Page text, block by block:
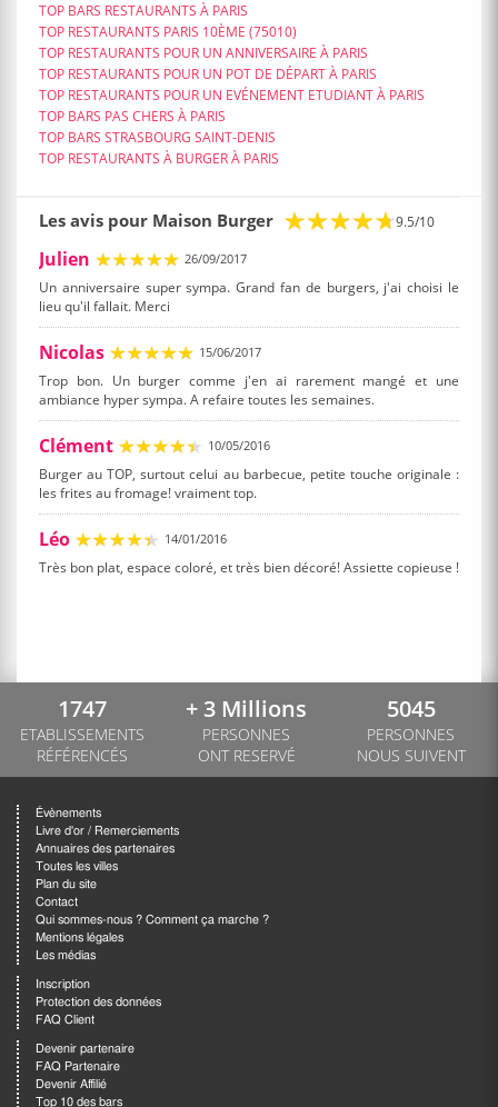
TOP BARS RESTAURANTS À PARIS
TOP RESTAURANTS PARIS 10ÈME (75010)
TOP RESTAURANTS POUR UN ANNIVERSAIRE À PARIS
TOP RESTAURANTS POUR UN POT DE DÉPART À PARIS
TOP RESTAURANTS POUR UN EVÉNEMENT ETUDIANT À PARIS
TOP BARS PAS CHERS À PARIS
TOP BARS STRASBOURG SAINT-DENIS
TOP RESTAURANTS À BURGER À PARIS
Les avis pour Maison Burger 9.5/10
Julien 26/09/2017
Un anniversaire super sympa. Grand fan de burgers, j'ai choisi le
lieu qu'il fallait. Merci
Nicolas 15/06/2017
Trop bon. Un burger comme j'en ai rarement mangé et une
ambiance hyper sympa. A refaire toutes les semaines.
Clément 10/05/2016
Burger au TOP, surtout celui au barbecue, petite touche originale :
les frites au fromage! vraiment top.
Léo 14/01/2016
Très bon plat, espace coloré, et très bien décoré! Assiette copieuse !
1747
ETABLISSEMENTS
RÉFÉRENCÉS
+ 3 Millions
PERSONNES
ONT RESERVÉ
5045
PERSONNES
NOUS SUIVENT
Évènements
Livre d'or / Remerciements
Annuaires des partenaires
Toutes les villes
Plan du site
Contact
Qui sommes-nous ? Comment ça marche ?
Mentions légales
Les médias
Inscription
Protection des données
FAQ Client
Devenir partenaire
FAQ Partenaire
Devenir Affilié
Top 10 des bars